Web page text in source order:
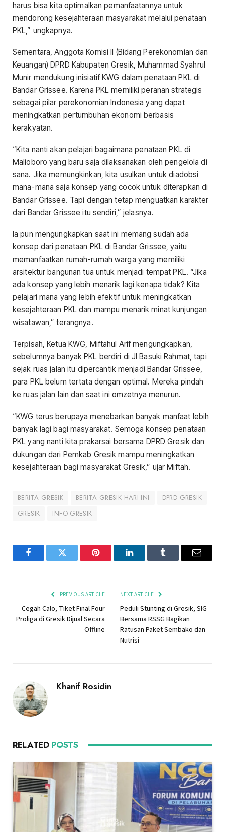
harus bisa kita optimalkan pemanfaatannya untuk
mendorong kesejahteraan masyarakat melalui penataan
PKL,” ungkapnya.
Sementara, Anggota Komisi II (Bidang Perekonomian dan
Keuangan) DPRD Kabupaten Gresik, Muhammad Syahrul
Munir mendukung inisiatif KWG dalam penataan PKL di
Bandar Grissee. Karena PKL memiliki peranan strategis
sebagai pilar perekonomian Indonesia yang dapat
meningkatkan pertumbuhan ekonomi berbasis
kerakyatan.
“Kita nanti akan pelajari bagaimana penataan PKL di
Malioboro yang baru saja dilaksanakan oleh pengelola di
sana. Jika memungkinkan, kita usulkan untuk diadobsi
mana-mana saja konsep yang cocok untuk diterapkan di
Bandar Grissee. Tapi dengan tetap menguatkan karakter
dari Bandar Grissee itu sendiri,” jelasnya.
Ia pun mengungkapkan saat ini memang sudah ada
konsep dari penataan PKL di Bandar Grissee, yaitu
memanfaatkan rumah-rumah warga yang memiliki
arsitektur bangunan tua untuk menjadi tempat PKL. “Jika
ada konsep yang lebih menarik lagi kenapa tidak? Kita
pelajari mana yang lebih efektif untuk meningkatkan
kesejahteraan PKL dan mampu menarik minat kunjungan
wisatawan,” terangnya.
Terpisah, Ketua KWG, Miftahul Arif mengungkapkan,
sebelumnya banyak PKL berdiri di Jl Basuki Rahmat, tapi
sejak ruas jalan itu dipercantik menjadi Bandar Grissee,
para PKL belum tertata dengan optimal. Mereka pindah
ke ruas jalan lain dan saat ini omzetnya menurun.
“KWG terus berupaya menebarkan banyak manfaat lebih
banyak lagi bagi masyarakat. Semoga konsep penataan
PKL yang nanti kita prakarsai bersama DPRD Gresik dan
dukungan dari Pemkab Gresik mampu meningkatkan
kesejahteraan bagi masyarakat Gresik,” ujar Miftah.
BERITA GRESIK BERITA GRESIK HARI INI
DPRD GRESIK
GRESIK
INFO GRESIK
FacebookTwitter Pinterest LinkedInTumblr Email
PREVIOUS ARTICLE
Cegah Calo, Tiket Final Four
Proliga di Gresik Dijual Secara
Offline
NEXT ARTICLE
Peduli Stunting di Gresik, SIG
Bersama RSSG Bagikan
Ratusan Paket Sembako dan
Nutrisi
Khanif Rosidin
RELATED POSTS